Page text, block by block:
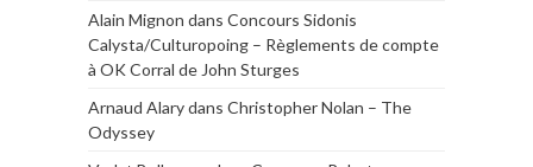
Alain Mignon dans Concours Sidonis
Calysta/Culturopoing – Règlements de compte
à OK Corral de John Sturges
Arnaud Alarydans Christopher Nolan – The
Odyssey